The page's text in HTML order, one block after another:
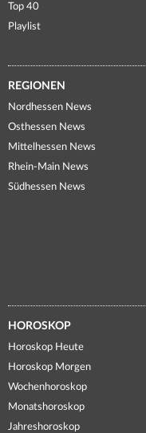
Top 40
Playlist
REGIONEN
Nordhessen News
Osthessen News
Mittelhessen News
Rhein-Main News
Südhessen News
HOROSKOP
Horoskop Heute
Horoskop Morgen
Wochenhoroskop
Monatshoroskop
Jahreshoroskop